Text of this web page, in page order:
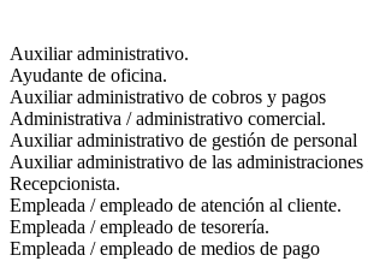
Auxiliar administrativo.
Ayudante de oficina.
Auxiliar administrativo de cobros y pagos
Administrativa / administrativo comercial.
Auxiliar administrativo de gestión de personal
Auxiliar administrativo de las administraciones
Recepcionista.
Empleada / empleado de atención al cliente.
Empleada / empleado de tesorería.
Empleada / empleado de medios de pago